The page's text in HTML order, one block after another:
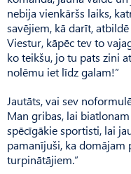
nebija vienkāršs laiks,
savējiem, kā darīt,
Viestur, kāpēc tev to
ko teikšu, jo tu pats zini
nolēmu iet līdz galam!”
Jautāts, vai sev
Man gribas, lai
spēcīgākie sportisti, lai
pamanījuši, ka domājam
turpinātājiem.”